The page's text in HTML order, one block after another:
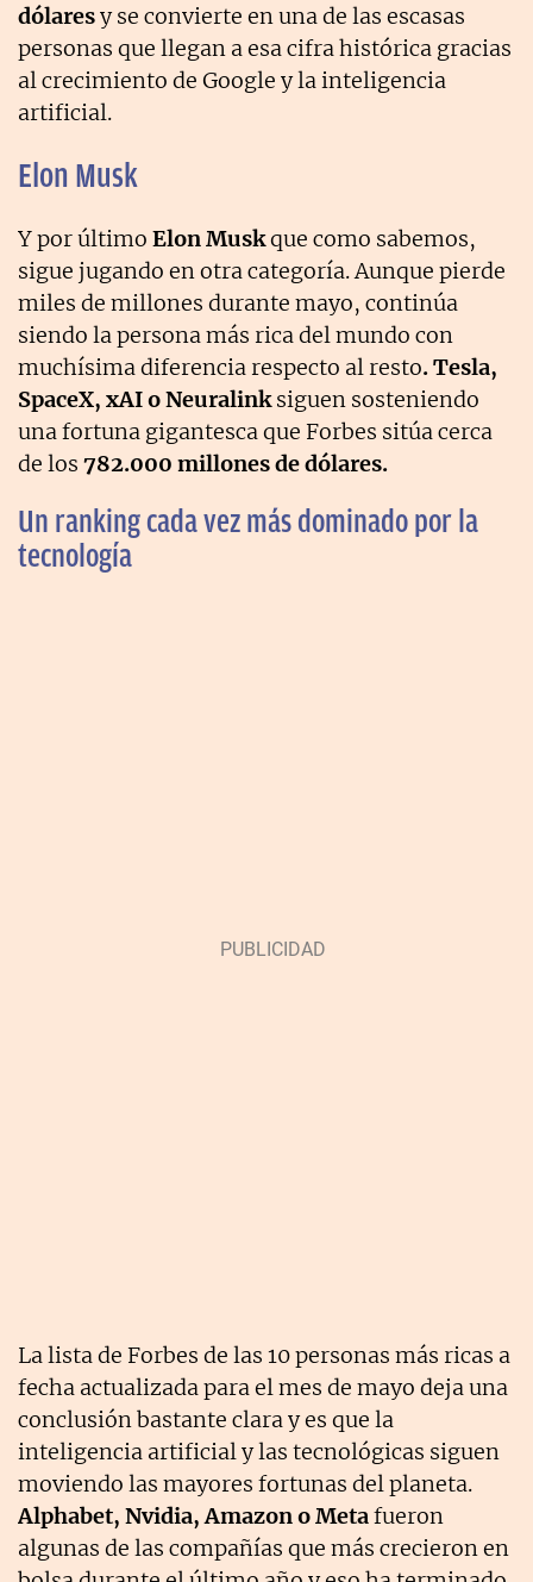
dólaresy se convierte en una de las escasas
personas que llegan a esa cifra histórica gracias
al crecimiento de Google y la inteligencia
artificial.
Elon Musk
Y por último Elon Muskque como sabemos,
sigue jugando en otra categoría. Aunque pierde
miles de millones durante mayo, continúa
siendo la persona más rica del mundo con
muchísima diferencia respecto al resto. Tesla,
SpaceX, xAI o Neuralinksiguen sosteniendo
una fortuna gigantesca que Forbes sitúa cerca
de los 782.000 millones de dólares.
Un ranking cada vez más dominado por la
tecnología
La lista de Forbes de las 10 personas más ricas a
fecha actualizada para el mes de mayo deja una
conclusión bastante clara y es que la
inteligencia artificial y las tecnológicas siguen
moviendo las mayores fortunas del planeta.
Alphabet, Nvidia, Amazon o Metafueron
algunas de las compañías que más crecieron en